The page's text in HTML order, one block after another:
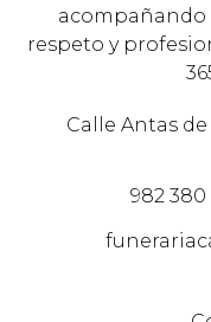
acompañando
respeto y
Calle Antas de
982 380